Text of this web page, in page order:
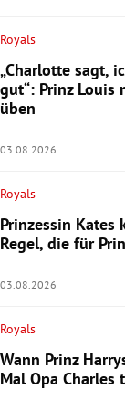
Royals
„Charlotte sagt,
gut“: Prinz Louis
üben
03.08.2026
Royals
Prinzessin
Regel, die für
03.08.2026
Royals
Wann Prinz
Mal Opa